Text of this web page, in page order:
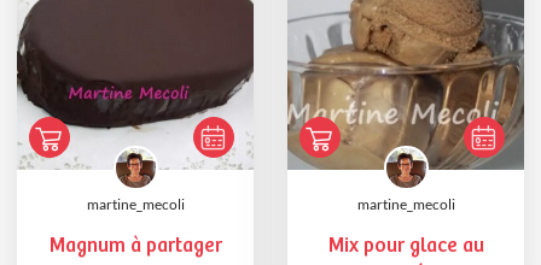
martine_mecoli
Magnum à partager
martine_mecoli
Mix pour glace au